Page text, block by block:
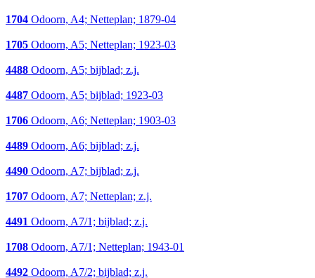
1704 Odoorn, A4; Netteplan; 1879-04
1705 Odoorn, A5; Netteplan; 1923-03
4488 Odoorn, A5; bijblad; z.j.
4487 Odoorn, A5; bijblad; 1923-03
1706 Odoorn, A6; Netteplan; 1903-03
4489 Odoorn, A6; bijblad; z.j.
4490 Odoorn, A7; bijblad; z.j.
1707 Odoorn, A7; Netteplan; z.j.
4491 Odoorn, A7/1; bijblad; z.j.
1708 Odoorn, A7/1; Netteplan; 1943-01
4492 Odoorn, A7/2; bijblad; z.j.